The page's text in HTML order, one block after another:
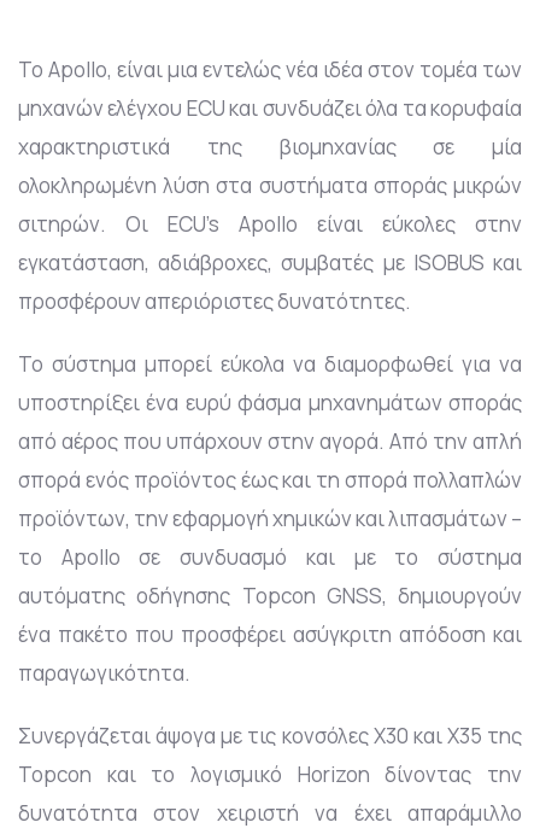
To Αpollo, είναι μια εντελώς νέα ιδέα στον τομέα των
μηχανών ελέγχου ECU και συνδυάζει όλα τα κορυφαία
χαρακτηριστικά της βιομηχανίας σε μία
ολοκληρωμένη λύση στα συστήματα σποράς μικρών
σιτηρών. Οι ECU’s Apollo είναι εύκολες στην
εγκατάσταση, αδιάβροχες, συμβατές με ISOBUS και
προσφέρουν απεριόριστες δυνατότητες.
To σύστημα μπορεί εύκολα να διαμορφωθεί για να
υποστηρίξει ένα ευρύ φάσμα μηχανημάτων σποράς
από αέρος που υπάρχουν στην αγορά. Από την απλή
σπορά ενός προϊόντος έως και τη σπορά πολλαπλών
προϊόντων, την εφαρμογή χημικών και λιπασμάτων –
το Apollo σε συνδυασμό και με το σύστημα
αυτόματης οδήγησης Topcon GNSS, δημιουργούν
ένα πακέτο που προσφέρει ασύγκριτη απόδοση και
παραγωγικότητα.
Συνεργάζεται άψογα με τις κονσόλες Χ30 και Χ35 της
Topcon και το λογισμικό Horizon δίνοντας την
δυνατότητα στον χειριστή να έχει απαράμιλλο